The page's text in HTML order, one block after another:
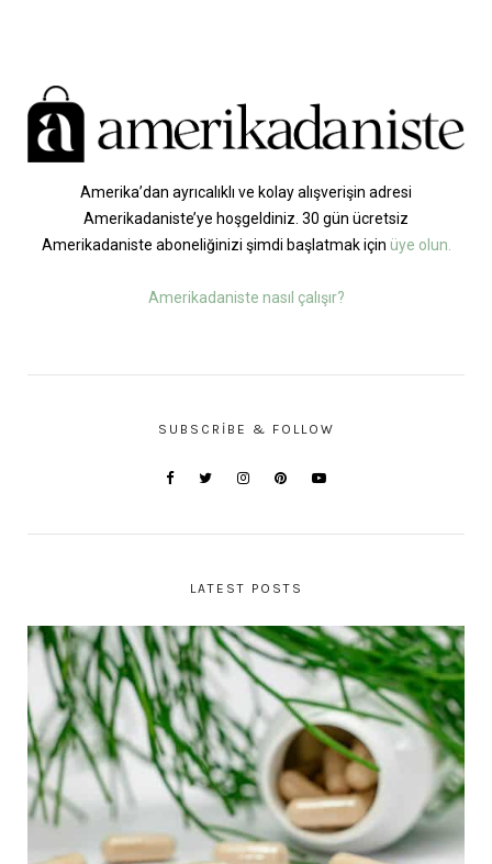
Amerika’dan ayrıcalıklı ve kolay alışverişin adresi
Amerikadaniste’ye hoşgeldiniz. 30 gün ücretsiz
Amerikadaniste aboneliğinizi şimdi başlatmak için üye olun.
Amerikadaniste nasıl çalışır?
SUBSCRIBE & FOLLOW
LATEST POSTS